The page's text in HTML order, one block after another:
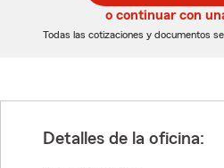
5
dígitos
5
dígitos
o continuar con
Todas las cotizaciones y documentos
Detalles de la oficina: